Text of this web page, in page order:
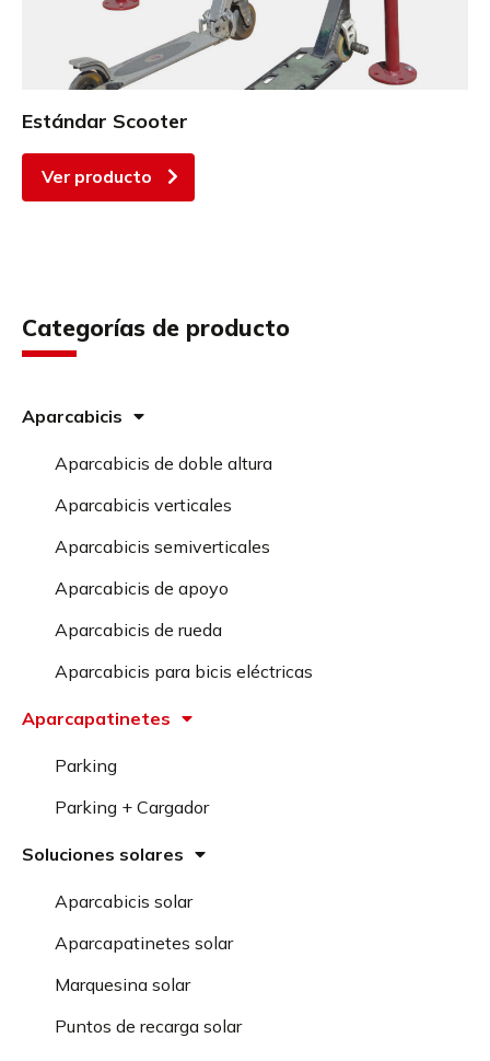
Categorías de producto
Aparcabicis
Aparcabicis de doble altura
Aparcabicis verticales
Aparcabicis semiverticales
Aparcabicis de apoyo
Aparcabicis de rueda
Aparcabicis para bicis eléctricas
Aparcapatinetes
Parking
Parking + Cargador
Soluciones solares
Aparcabicis solar
Aparcapatinetes solar
Marquesina solar
Puntos de recarga solar
Estándar Scooter
Ver producto